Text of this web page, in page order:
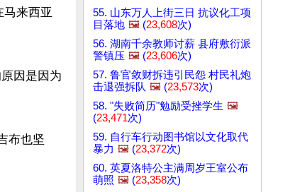
马来西亚
因是因为
布也坚
55. 山东万人上街三日 抗议化工项
目落地 🖼️ (23,608次)
56. 湖南千余教师讨薪 县府敷衍派
警镇压 🖼️ (23,606次)
57. 鲁官敛财拆违引民怨 村民礼炮
击退强拆队 🖼️ (23,573次)
58. "失败简历"勉励受挫学生 🖼️
(23,471次)
59. 自行车行动图书馆以文化取代
暴力 🖼️ (23,372次)
60. 英夏洛特公主满周岁王室公布
萌照 🖼️ (23,358次)